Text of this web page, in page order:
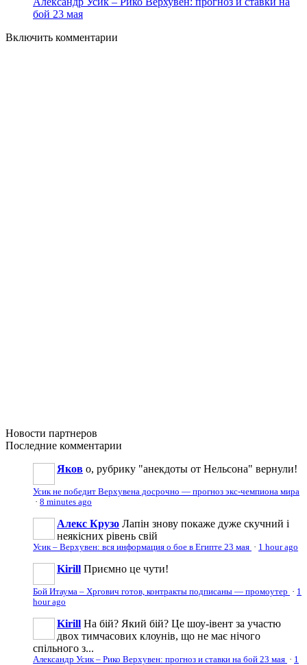
бой 23 мая
Включить комментарии
Новости партнеров
Последние комментарии
Яков о, рубрику "анекдоты от Нельсона" вернули!
Усик не победит Верхувена досрочно — прогноз экс-чемпиона мира
· 8 minutes ago
Алекс Крузо Лапін знову покаже дуже скучний і
неякісних рівень свій
Усик – Верхувен: вся информация о бое в Египте 23 мая · 1 hour ago
Kirill Приємно це чути!
Бой Итаума – Хргович готов, контракты подписаны — промоутер · 1
hour ago
Kirill На бій? Який бій? Це шоу-івент за участю
двох тимчасових клоунів, що не має нічого
спільного з...
Александр Усик – Рико Верхувен: прогноз и ставки на бой 23 мая · 1